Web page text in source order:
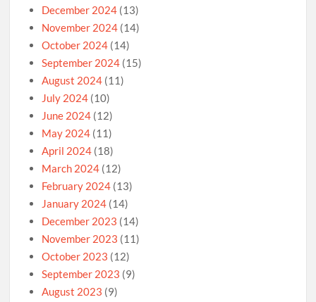
December 2024 (13)
November 2024 (14)
October 2024 (14)
September 2024 (15)
August 2024 (11)
July 2024 (10)
June 2024 (12)
May 2024 (11)
April 2024 (18)
March 2024 (12)
February 2024 (13)
January 2024 (14)
December 2023 (14)
November 2023 (11)
October 2023 (12)
September 2023 (9)
August 2023 (9)